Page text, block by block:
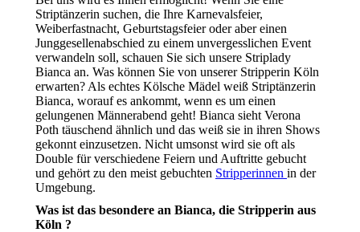
Striptänzerin suchen, die Ihre Karnevalsfeier,
Weiberfastnacht, Geburtstagsfeier oder aber einen
Junggesellenabschied zu einem unvergesslichen Event
verwandeln soll, schauen Sie sich unsere Striplady
Bianca an. Was können Sie von unserer Stripperin Köln
erwarten? Als echtes Kölsche Mädel weiß Striptänzerin
Bianca, worauf es ankommt, wenn es um einen
gelungenen Männerabend geht! Bianca sieht Verona
Poth täuschend ähnlich und das weiß sie in ihren Shows
gekonnt einzusetzen. Nicht umsonst wird sie oft als
Double für verschiedene Feiern und Auftritte gebucht
und gehört zu den meist gebuchten Stripperinnen in der
Umgebung.
Was ist das besondere an Bianca, die Stripperin aus
Köln ?